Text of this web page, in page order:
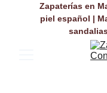
Zapaterías en
piel español |